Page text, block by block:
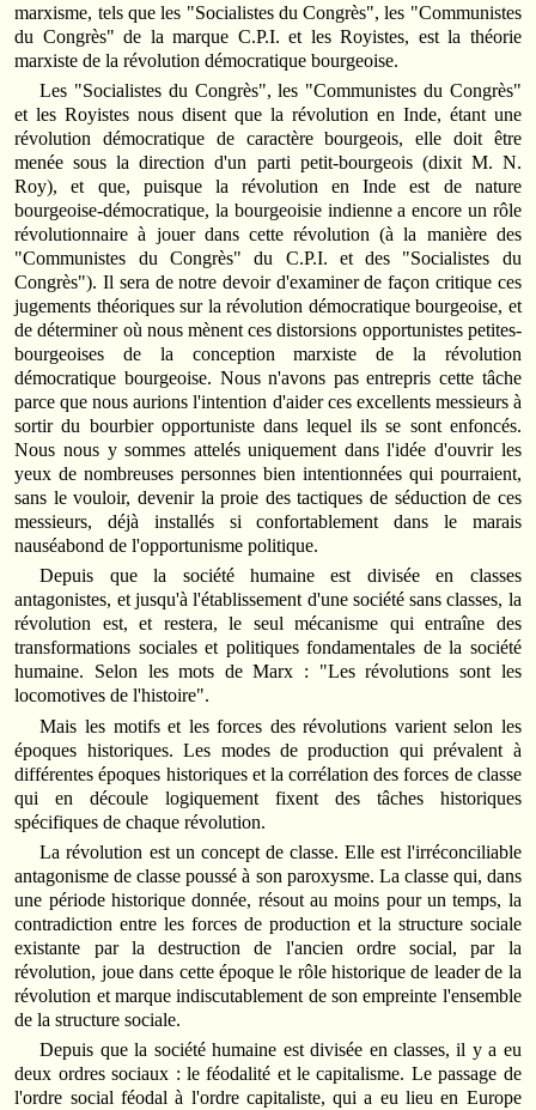
marxisme, tels que les "Socialistes du Congrès", les "Communistes
du Congrès" de la marque C.P.I. et les Royistes, est la théorie
marxiste de la révolution démocratique bourgeoise.
Les "Socialistes du Congrès", les "Communistes du Congrès"
et les Royistes nous disent que la révolution en Inde, étant une
révolution démocratique de caractère bourgeois, elle doit être
menée sous la direction d'un parti petit-bourgeois (dixit M. N.
Roy), et que, puisque la révolution en Inde est de nature
bourgeoise-démocratique, la bourgeoisie indienne a encore un rôle
révolutionnaire à jouer dans cette révolution (à la manière des
"Communistes du Congrès" du C.P.I. et des "Socialistes du
Congrès"). Il sera de notre devoir d'examiner de façon critique ces
jugements théoriques sur la révolution démocratique bourgeoise, et
de déterminer où nous mènent ces distorsions opportunistes petites-
bourgeoises de la conception marxiste de la révolution
démocratique bourgeoise. Nous n'avons pas entrepris cette tâche
parce que nous aurions l'intention d'aider ces excellents messieurs à
sortir du bourbier opportuniste dans lequel ils se sont enfoncés.
Nous nous y sommes attelés uniquement dans l'idée d'ouvrir les
yeux de nombreuses personnes bien intentionnées qui pourraient,
sans le vouloir, devenir la proie des tactiques de séduction de ces
messieurs, déjà installés si confortablement dans le marais
nauséabond de l'opportunisme politique.
Depuis que la société humaine est divisée en classes
antagonistes, et jusqu'à l'établissement d'une société sans classes, la
révolution est, et restera, le seul mécanisme qui entraîne des
transformations sociales et politiques fondamentales de la société
humaine. Selon les mots de Marx : "Les révolutions sont les
locomotives de l'histoire".
Mais les motifs et les forces des révolutions varient selon les
époques historiques. Les modes de production qui prévalent à
différentes époques historiques et la corrélation des forces de classe
qui en découle logiquement fixent des tâches historiques
spécifiques de chaque révolution.
La révolution est un concept de classe. Elle est l'irréconciliable
antagonisme de classe poussé à son paroxysme. La classe qui, dans
une période historique donnée, résout au moins pour un temps, la
contradiction entre les forces de production et la structure sociale
existante par la destruction de l'ancien ordre social, par la
révolution, joue dans cette époque le rôle historique de leader de la
révolution et marque indiscutablement de son empreinte l'ensemble
de la structure sociale.
Depuis que la société humaine est divisée en classes, il y a eu
deux ordres sociaux : le féodalité et le capitalisme. Le passage de
l'ordre social féodal à l'ordre capitaliste, qui a eu lieu en Europe